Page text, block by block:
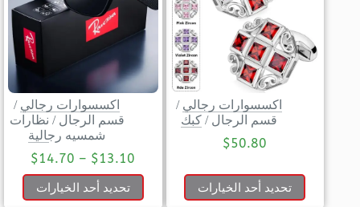
اكسسوارات رجالي /
قسم الرجال /كبك
$50.80
تحديد أحد الخيارات
اكسسوارات رجالي /
قسم الرجال / نظارات
شمسيه رجالية
$13.10
–
$14.70
تحديد أحد الخيارات